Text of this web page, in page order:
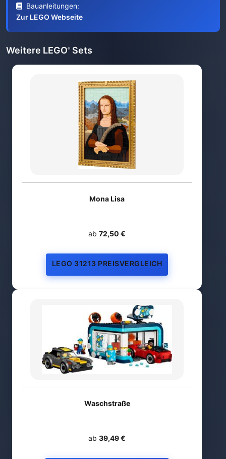
Bauanleitungen:
Zur LEGO Webseite
Weitere LEGO® Sets
Mona Lisa
ab 72,50 €
LEGO 31213 PREISVERGLEICH
Waschstraße
ab 39,49 €